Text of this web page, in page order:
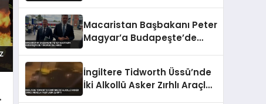
Macaristan Başbakanı Peter
Magyar’a Budapeşte’de
İngiltere Tidworth Üssü’nde
İki Alkollü Asker Zırhlı Araçla